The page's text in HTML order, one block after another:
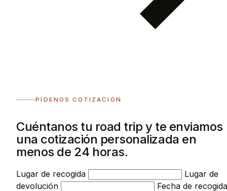
PÍDENOS COTIZACIÓN
Cuéntanos tu road trip y te enviamos
una cotización personalizada en
menos de 24 horas.
Lugar de recogida
Lugar de
devolución
Fecha de recogida